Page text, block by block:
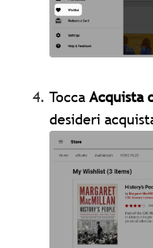
ToccaAcquista
desideri